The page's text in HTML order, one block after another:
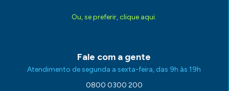
Ou, se preferir, clique aqui.
Fale com a gente
Atendimento de segunda a sexta-feira, das 9h às 19h
0800 0300 200